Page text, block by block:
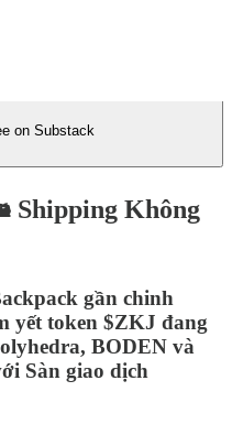
on Substack
Shipping Không
gần chinh
yết token $ZKJ đang
BODEN và
Sàn giao dịch